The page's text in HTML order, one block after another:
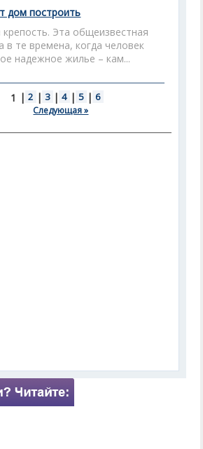
дом построить
Эта общеизвестная
в те времена, когда человек
надежное жилье – кам...
1 | 2 | 3 | 4 | 5 | 6
Следующая »